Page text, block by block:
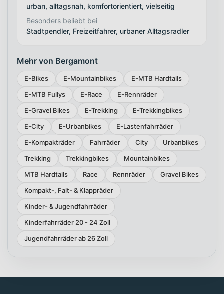
urban, alltagsnah, komfortorientiert, vielseitig
Besonders beliebt bei
Stadtpendler, Freizeitfahrer, urbaner Alltagsradler
Mehr von Bergamont
E-Bikes E-Mountainbikes
E-MTB Hardtails
E-MTB Fullys
E-Race
E-Rennräder
E-Gravel Bikes
E-Trekking
E-Trekkingbikes
E-City
E-Urbanbikes
E-Lastenfahrräder
E-Kompakträder
Fahrräder City
Urbanbikes
Trekking
Trekkingbikes
Mountainbikes
MTB Hardtails
Race Rennräder
Gravel Bikes
Kompakt-, Falt- & Klappräder
Kinder- & Jugendfahrräder
Kinderfahrräder 20 - 24 Zoll
Jugendfahrräder ab 26 Zoll